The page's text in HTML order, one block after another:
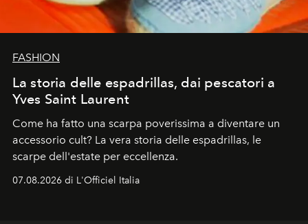
FASHION
La storia delle espadrillas, dai pescatori a
Yves Saint Laurent
Come ha fatto una scarpa poverissima a diventare un
accessorio cult? La vera storia delle espadrillas, le
scarpe dell'estate per eccellenza.
07.08.2026 di L'Officiel Italia